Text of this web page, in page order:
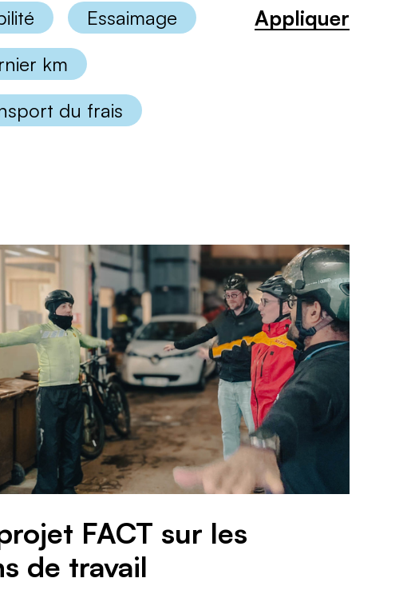
Essaimage
km
du frais
Appliquer
FACT sur les
de travail